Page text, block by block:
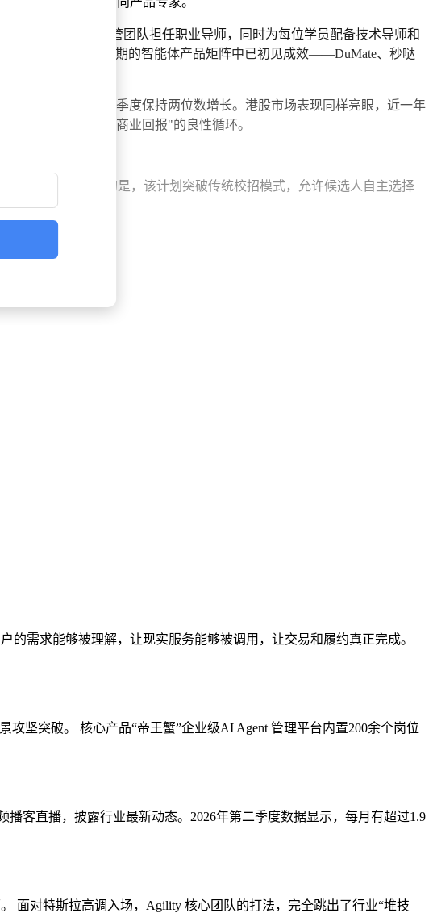
与面试选拔，高管团队担任职业导师，同时为每位学员配备技术导师和
的策略，在百度近期的智能体产品矩阵中已初见成效——DuMate、秒哒
达52%，连续四个季度保持两位数增长。港股市场表现同样亮眼，近一年
术投入-人才聚集-商业回报"的良性循环。
岗位。值得注意的是，该计划突破传统校招模式，允许候选人自主选择
竞争的创新实践。
需求能够被理解，让现实服务能够被调用，让交易和履约真正完成。
坚突破。 核心产品“帝王蟹”企业级AI Agent 管理平台内置200余个岗位
客直播，披露行业最新动态。2026年第二季度数据显示，每月有超过1.9
面对特斯拉高调入场，Agility 核心团队的打法，完全跳出了行业“堆技